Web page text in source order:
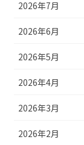
2026年7月
2026年6月
2026年5月
2026年4月
2026年3月
2026年2月